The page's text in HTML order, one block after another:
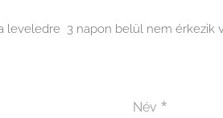
leveledre 3 napon belül nem érkezik
Név